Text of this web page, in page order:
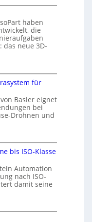
haben
die
das neue 3D-
für
Basler eignet
bei
Drohnen und
bis ISO-Klasse
Automation
nach ISO-
damit seine